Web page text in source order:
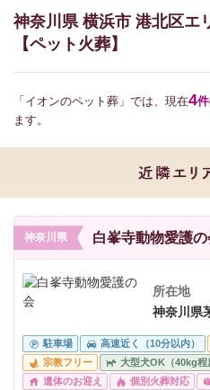
神奈川県 横浜市 港北区エ
【ペット火葬】
「イオンのペット葬」では、現在4件
ます。
神奈川県 白峯寺動物愛護の
所在地
神奈川県
駐車場 高速近く（10分以内）
宗教フリー
大型犬OK（40kg程
遺体のお迎え
個別火葬対応